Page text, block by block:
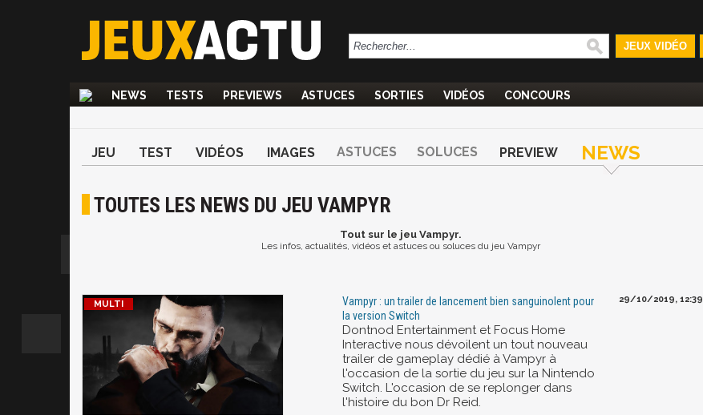
JEUX VIDÉO
NEWS TESTS PREVIEWS ASTUCES SORTIES VIDÉOS CONCOURS
JEU TEST VIDÉOS IMAGES ASTUCES SOLUCES PREVIEW NEWS
TOUTES LES NEWS DU JEU VAMPYR
Toutsur le jeu Vampyr.
Les infos, actualités, vidéos et astuces ou soluces du jeu Vampyr
Vampyr : un trailer de lancement bien sanguinolent pour
la version Switch
Dontnod Entertainment et Focus Home
Interactive nous dévoilent un tout nouveau
trailer de gameplay dédié à Vampyr à
l'occasion de la sortie du jeu sur la Nintendo
Switch. L'occasion de se replonger dans
l'histoire du bon Dr Reid.
29/10/2019, 12:39